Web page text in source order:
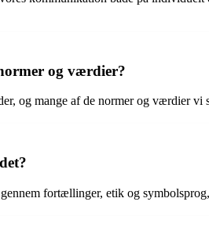
og værdier?
og mange af de normer og værdier vi
fortællinger, etik og